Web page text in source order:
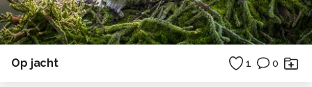
Op jacht 1 0